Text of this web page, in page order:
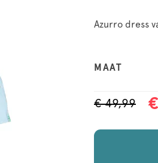
Azurro dress
MAAT
€ 49,99